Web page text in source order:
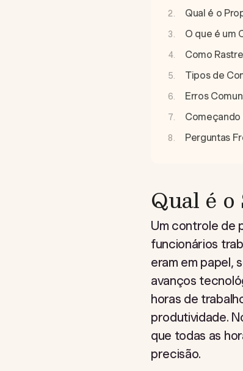
Qual é o
O que é um
Como
Tipos de
Erros
Perguntas
Qual é
Um controle de
funcionários
eram em papel,
avanços
horas de
produtividade.
que todas as
precisão.